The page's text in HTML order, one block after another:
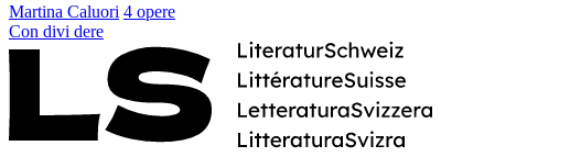
Martina Caluori 4 opere
Con divi dere